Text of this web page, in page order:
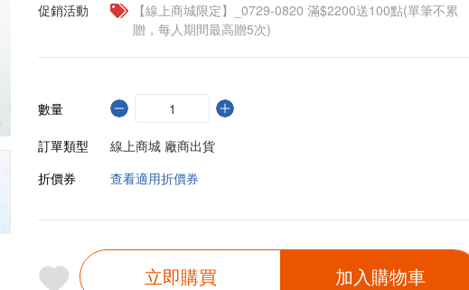
促銷活動
【線上商城限定】_0729-0820 滿$2200送100點(單筆不累
贈，每人期間最高贈5次)
數量
訂單類型
線上商城 廠商出貨
折價券
查看適用折價券
立即購買 加入購物車